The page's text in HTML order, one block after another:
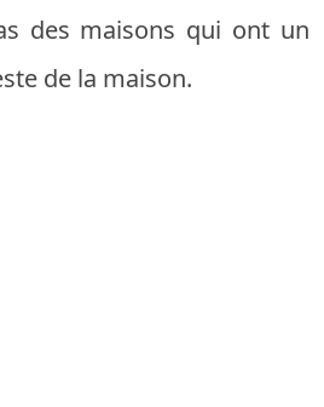
des maisons qui ont un
de la maison.